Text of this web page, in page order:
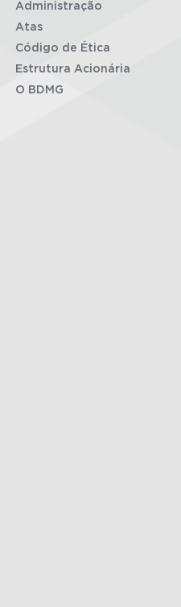
Administração
Atas
Código de Ética
Estrutura Acionária
O BDMG